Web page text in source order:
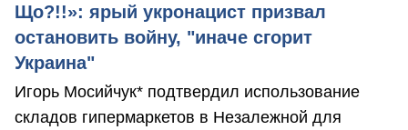
Що?!!»: ярый укронацист призвал
остановить войну, "иначе сгорит
Украина"
Игорь Мосийчук* подтвердил использование
складов гипермаркетов в Незалежной для